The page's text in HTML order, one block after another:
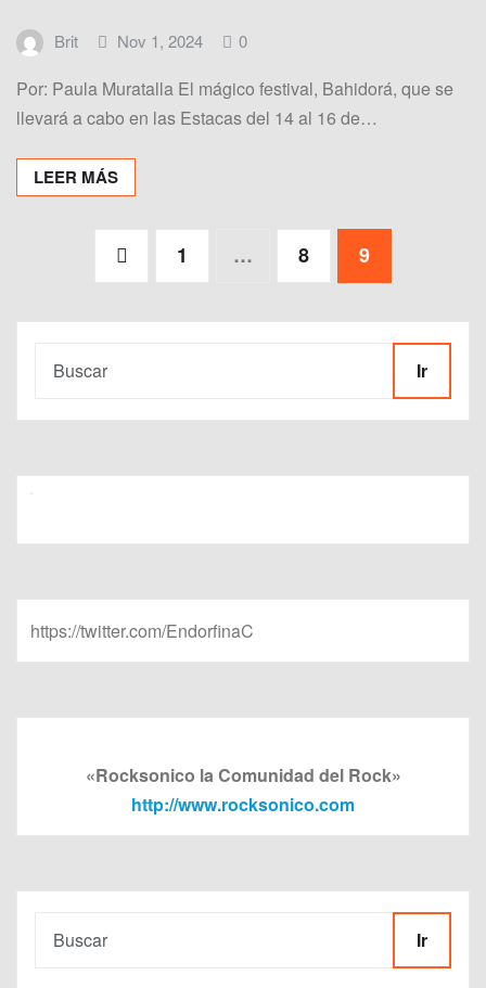
Brit Nov 1, 2024 0
Por: Paula Muratalla El mágico festival, Bahidorá, que se
llevará a cabo en las Estacas del 14 al 16 de…
LEER MÁS
1 … 8 9
Ir
https://twitter.com/EndorfinaC
«Rocksonico la Comunidad del Rock»
http://www.rocksonico.com
Ir